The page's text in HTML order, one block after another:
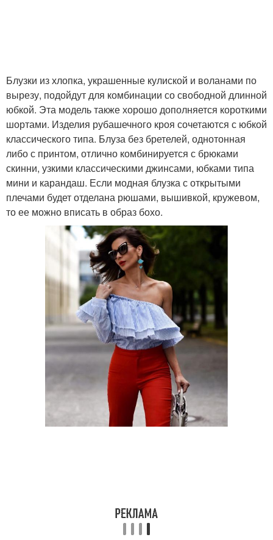
Блузки из хлопка, украшенные кулиской и воланами по
вырезу, подойдут для комбинации со свободной длинной
юбкой. Эта модель также хорошо дополняется короткими
шортами. Изделия рубашечного кроя сочетаются с юбкой
классического типа. Блуза без бретелей, однотонная
либо с принтом, отлично комбинируется с брюками
скинни, узкими классическими джинсами, юбками типа
мини и карандаш. Если модная блузка с открытыми
плечами будет отделана рюшами, вышивкой, кружевом,
то ее можно вписать в образ бохо.